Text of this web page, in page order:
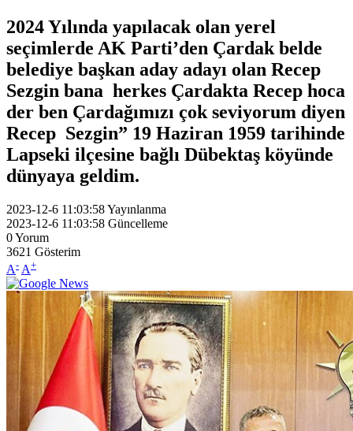
2024 Yılında yapılacak olan yerel
seçimlerde AK Parti’den Çardak belde
belediye başkan aday adayı olan Recep
Sezgin bana herkes Çardakta Recep hoca
der ben Çardağımızı çok seviyorum diyen
Recep Sezgin” 19 Haziran 1959 tarihinde
Lapseki ilçesine bağlı Dübektaş köyünde
dünyaya geldim.
2023-12-6 11:03:58Yayınlanma
2023-12-6 11:03:58 Güncelleme
0Yorum
3621 Gösterim
A- A+